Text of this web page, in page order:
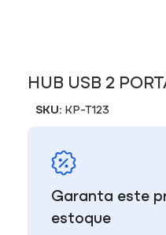
HUB USB 2
SKU: KP-T123
Garanta este
estoque